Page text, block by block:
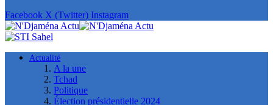
Facebook X (Twitter) Instagram
Actualité
A la une
Tchad
Politique
Élection présidentielle 2024